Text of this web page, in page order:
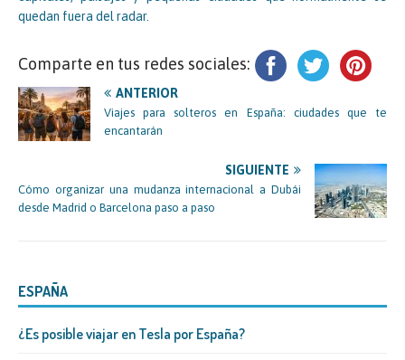
quedan fuera del radar.
Comparte en tus redes sociales:
ANTERIOR
Viajes para solteros en España: ciudades que te
encantarán
SIGUIENTE
Cómo organizar una mudanza internacional a Dubái
desde Madrid o Barcelona paso a paso
ESPAÑA
¿Es posible viajar en Tesla por España?